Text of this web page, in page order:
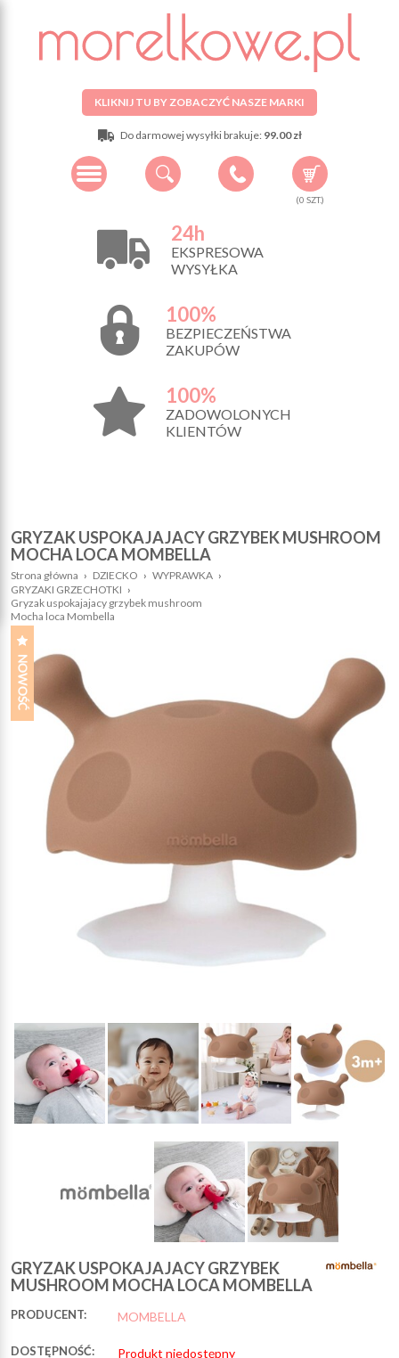
KLIKNIJ TU BY ZOBACZYĆ NASZE MARKI
Do darmowej wysyłki brakuje: 99.00 zł
(0 SZT.)
24h
EKSPRESOWA
WYSYŁKA
100%
BEZPIECZEŃSTWA
ZAKUPÓW
100%
ZADOWOLONYCH
KLIENTÓW
GRYZAK USPOKAJAJACY GRZYBEK MUSHROOM
MOCHA LOCA MOMBELLA
Strona główna › DZIECKO › WYPRAWKA ›
GRYZAKI GRZECHOTKI ›
Gryzak uspokajajacy grzybek mushroom
Mocha loca Mombella
GRYZAK USPOKAJAJACY GRZYBEK
MUSHROOM MOCHA LOCA MOMBELLA
PRODUCENT: MOMBELLA
DOSTĘPNOŚĆ:
Produkt niedostępny